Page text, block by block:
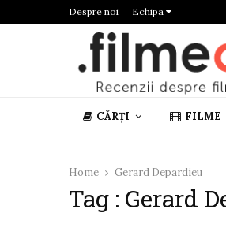
Despre noi Echipa
CĂRȚI FILME
Home Gerard Depardieu
Tag : Gerard